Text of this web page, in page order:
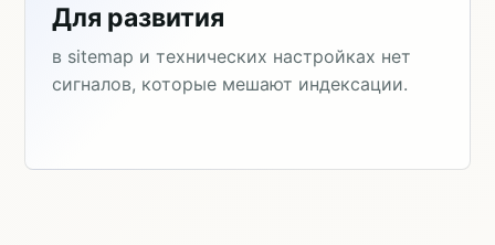
Для развития
в sitemap и технических настройках нет
сигналов, которые мешают индексации.